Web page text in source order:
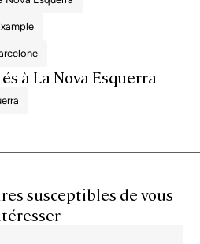
à La Nova Esquerra
susceptibles de vous